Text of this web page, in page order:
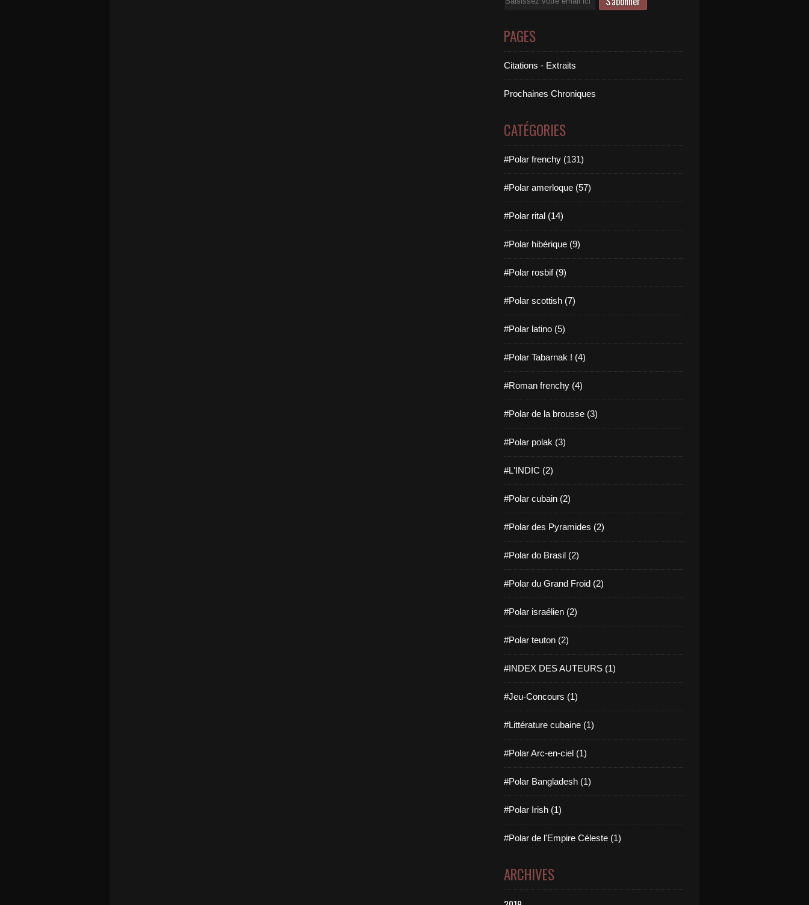
PAGES
Citations - Extraits
Prochaines Chroniques
CATÉGORIES
#Polar frenchy (131)
#Polar amerloque (57)
#Polar rital (14)
#Polar hibérique (9)
#Polar rosbif (9)
#Polar scottish (7)
#Polar latino (5)
#Polar Tabarnak ! (4)
#Roman frenchy (4)
#Polar de la brousse (3)
#Polar polak (3)
#L'INDIC (2)
#Polar cubain (2)
#Polar des Pyramides (2)
#Polar do Brasil (2)
#Polar du Grand Froid (2)
#Polar israélien (2)
#Polar teuton (2)
#INDEX DES AUTEURS (1)
#Jeu-Concours (1)
#Littérature cubaine (1)
#Polar Arc-en-ciel (1)
#Polar Bangladesh (1)
#Polar Irish (1)
#Polar de l'Empire Céleste (1)
ARCHIVES